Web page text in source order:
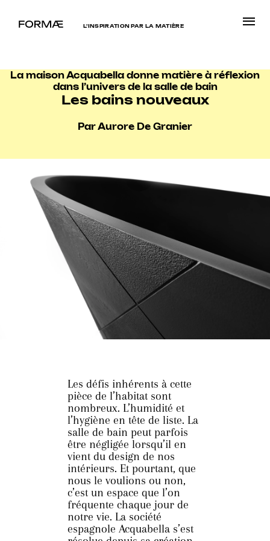
L’INSPIRATION PAR LA MATIÈRE
La maison Acquabella donne matière à réflexion
dans l’univers de la salle de bain
Les bains nouveaux
Par Aurore De Granier
Les défis inhérents à cette
pièce de l’habitat sont
nombreux. L’humidité et
l’hygiène en tête de liste. La
salle de bain peut parfois
être négligée lorsqu’il en
vient du design de nos
intérieurs. Et pourtant, que
nous le voulions ou non,
c’est un espace que l’on
fréquente chaque jour de
notre vie. La société
espagnole Acquabella s’est